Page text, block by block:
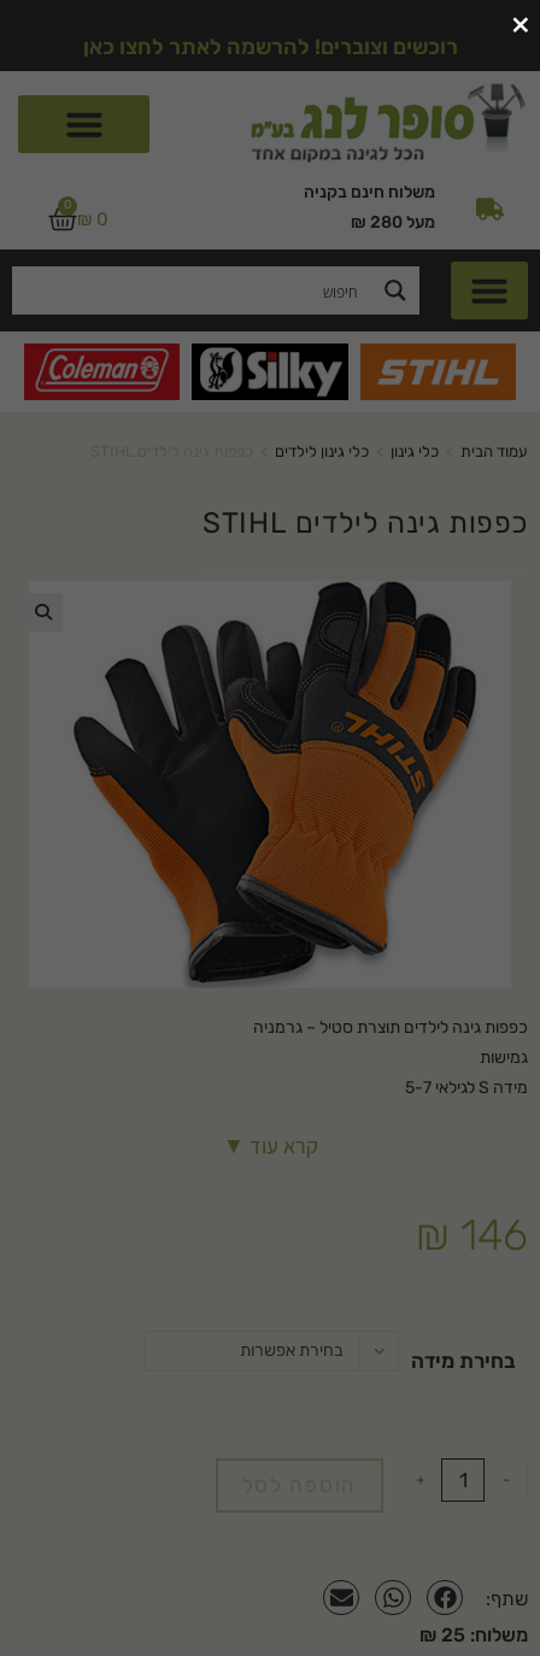
רוכשים וצוברים! להרשמה לאתר לחצו כאן
משלוח חינם בקניה
מעל 280 ₪
₪ 0
0
עמוד הבית כלי גינון כלי גינון לילדים
כפפות גינה לילדים STIHL
כפפות גינה לילדים תוצרת סטיל – גרמניה
גמישות
מידה S ׁלגילאי 5-7
קרא עוד ▼
₪ 146
בחירת מידה בחירת אפשרות
-
+ הוספה לסל
שתף:
משלוח: 25 ₪
×